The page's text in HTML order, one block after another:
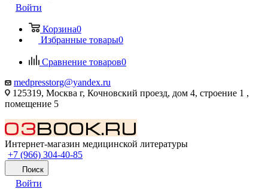
Войти
Корзина0
Избранные товары0
Сравнение товаров0
medpresstorg@yandex.ru
125319, Москва г, Кочновский проезд, дом 4, строение 1 ,
помещение 5
Интернет-магазин медицинской литературы
+7 (966) 304-40-85
Поиск
Войти